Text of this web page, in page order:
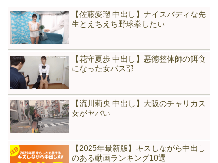
【佐藤愛瑠 中出し】ナイスバディな先
生とえちえち野球拳したい
【花守夏歩 中出し】悪徳整体師の餌食
になった女バス部
【流川莉央 中出し】大阪のチャリカス
女がヤバい
【2025年最新版】キスしながら中出し
のある動画ランキング10選